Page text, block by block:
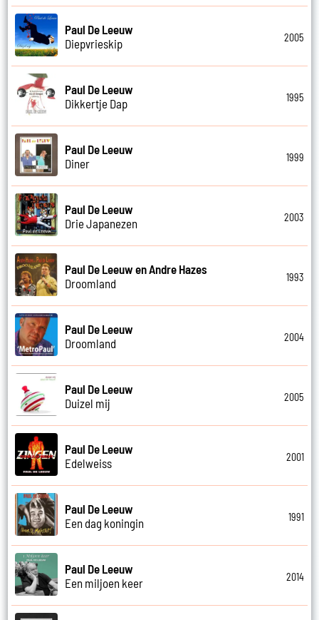
Paul De Leeuw
Diepvrieskip
2005
Paul De Leeuw
Dikkertje Dap
1995
Paul De Leeuw
Diner
1999
Paul De Leeuw
Drie Japanezen
2003
Paul De Leeuw en Andre Hazes
Droomland
1993
Paul De Leeuw
Droomland
2004
Paul De Leeuw
Duizel mij
2005
Paul De Leeuw
Edelweiss
2001
Paul De Leeuw
Een dag koningin
1991
Paul De Leeuw
Een miljoen keer
2014